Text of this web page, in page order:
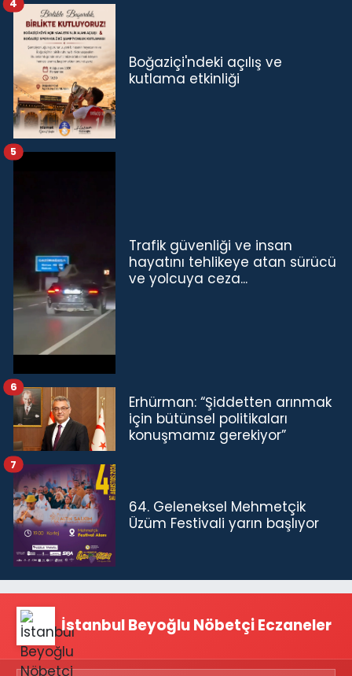
Boğaziçi'ndeki açılış ve
kutlama etkinliği
4
Trafik güvenliği ve insan
hayatını tehlikeye atan sürücü
ve yolcuya ceza...
5
Erhürman: “Şiddetten arınmak
için bütünsel politikaları
konuşmamız gerekiyor”
6
64. Geleneksel Mehmetçik
Üzüm Festivali yarın başlıyor
7
İstanbul Beyoğlu Nöbetçi Eczaneler